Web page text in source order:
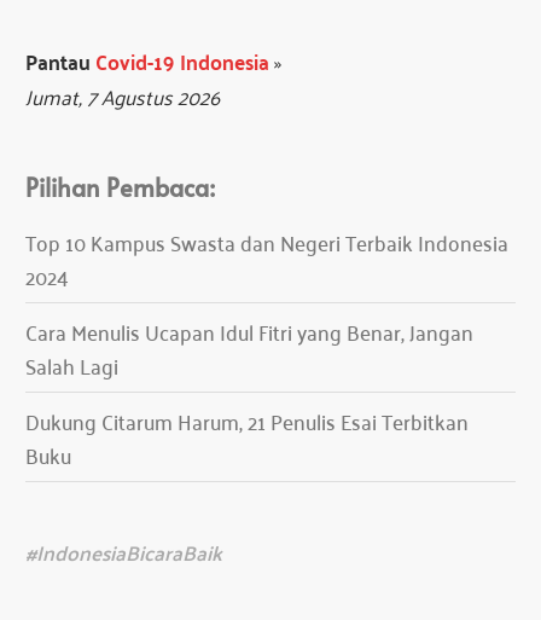
PantauCovid-19 Indonesia»
Jumat, 7 Agustus 2026
Pilihan Pembaca:
Top 10 Kampus Swasta dan Negeri Terbaik Indonesia
2024
Cara Menulis Ucapan Idul Fitri yang Benar, Jangan
Salah Lagi
Dukung Citarum Harum, 21 Penulis Esai Terbitkan
Buku